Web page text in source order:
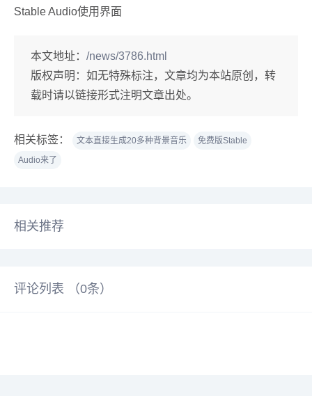
Stable Audio使用界面
本文地址： /news/3786.html
版权声明： 如无特殊标注，文章均为本站原创，转
载时请以链接形式注明文章出处。
相关标签： 文本直接生成20多种背景音乐
免费版Stable
Audio来了
相关推荐
评论列表 （0条）